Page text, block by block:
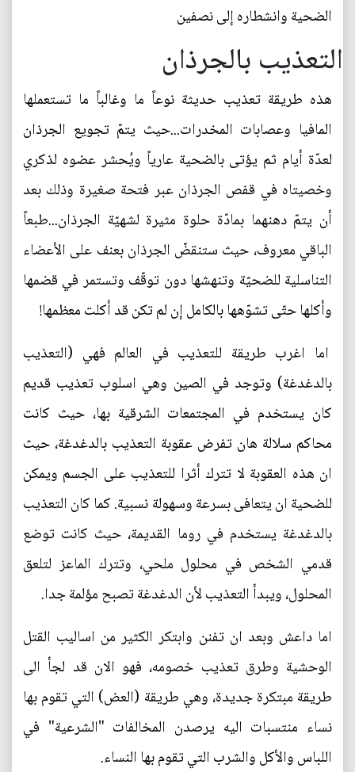
الضحية وانشطاره إلى نصفين
التعذيب بالجرذان
هذه طريقة تعذيب حديثة نوعاً ما وغالباً ما تستعملها
المافيا وعصابات المخدرات...حيث يتمّ تجويع الجرذان
لعدّة أيام ثم يؤتى بالضحية عارياً ويُحشر عضوه لذكري
وخصيتاه في قفص الجرذان عبر فتحة صغيرة وذلك بعد
أن يتمّ دهنهما بمادّة حلوة مثيرة لشهيّة الجرذان...طبعاً
الباقي معروف، حيث ستنقضّ الجرذان بعنف على الأعضاء
التناسلية للضحيّة وتنهشها دون توقّف وتستمر في قضمها
وأكلها حتّى تشوّهها بالكامل إن لم تكن قد أكلت معظمها!
اما اغرب طريقة للتعذيب في العالم فهي (التعذيب
بالدغدغة) وتوجد في الصين وهي اسلوب تعذيب قديم
كان يستخدم في المجتمعات الشرقية بها، حيث كانت
محاكم سلالة هان تفرض عقوبة التعذيب بالدغدغة، حيث
ان هذه العقوبة لا تترك أثرا للتعذيب على الجسم ويمكن
للضحية ان يتعافى بسرعة وسهولة نسبية. كما كان التعذيب
بالدغدغة يستخدم في روما القديمة، حيث كانت توضع
قدمي الشخص في محلول ملحي، وتترك الماعز لتلعق
المحلول، ويبدأ التعذيب لأن الدغدغة تصبح مؤلمة جدا.
اما داعش وبعد ان تفنن وابتكر الكثير من اساليب القتل
الوحشية وطرق تعذيب خصومه، فهو الان قد لجأ الى
طريقة مبتكرة جديدة، وهي طريقة (العض) التي تقوم بها
نساء منتسبات اليه يرصدن المخالفات "الشرعية" في
اللباس والأكل والشرب التي تقوم بها النساء.